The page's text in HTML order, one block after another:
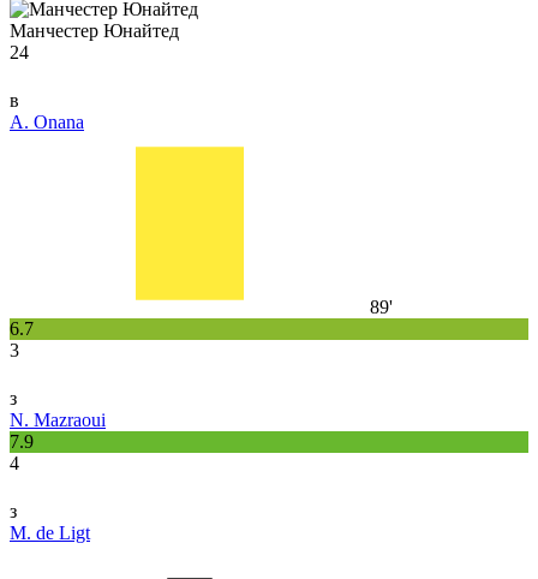
Манчестер Юнайтед
24
в
A. Onana
89'
6.7
3
з
N. Mazraoui
7.9
4
з
M. de Ligt